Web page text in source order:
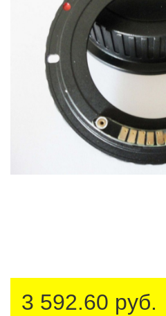
3 592.60 руб.